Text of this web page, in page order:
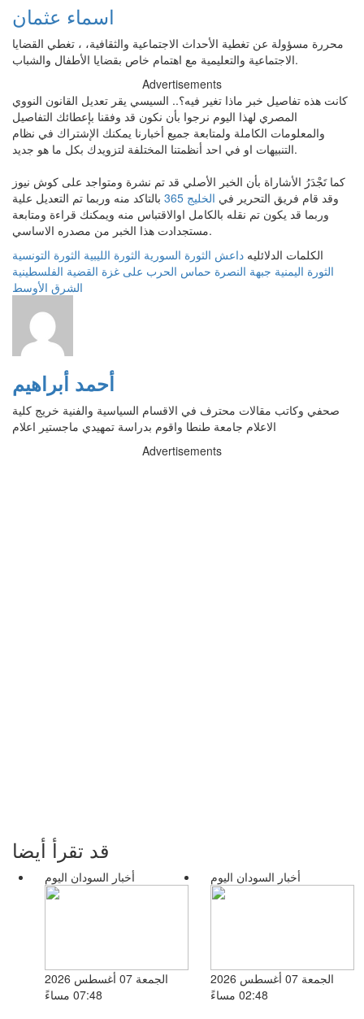
اسماء عثمان
محررة مسؤولة عن تغطية الأحداث الاجتماعية والثقافية، ، تغطي القضايا
الاجتماعية والتعليمية مع اهتمام خاص بقضايا الأطفال والشباب.
Advertisements
كانت هذه تفاصيل خبر ماذا تغير فيه؟.. السيسي يقر تعديل القانون النووي
المصري لهذا اليوم نرجوا بأن نكون قد وفقنا بإعطائك التفاصيل
والمعلومات الكاملة ولمتابعة جميع أخبارنا يمكنك الإشتراك في نظام
التنبيهات او في احد أنظمتنا المختلفة لتزويدك بكل ما هو جديد.
كما تَجْدَرُ الأشاراة بأن الخبر الأصلي قد تم نشرة ومتواجد على كوش نيوز
وقد قام فريق التحرير في الخليج 365
بالتاكد منه وربما تم التعديل علية
وربما قد يكون تم نقله بالكامل اوالاقتباس منه ويمكنك قراءة ومتابعة
مستجدادت هذا الخبر من مصدره الاساسي.
الكلمات الدلائليه داعش الثورة السورية الثورة الليبية الثورة التونسية
الثورة اليمنية جبهة النصرة حماس الحرب على غزة القضية الفلسطينية
الشرق الأوسط
أحمد أبراهيم
صحفي وكاتب مقالات محترف في الاقسام السياسية والفنية خريج كلية
الاعلام جامعة طنطا واقوم بدراسة تمهيدي ماجستير اعلام
Advertisements
قد تقرأ أيضا
أخبار السودان اليوم
الجمعة 07 أغسطس 2026
07:48 مساءً
أخبار السودان اليوم
الجمعة 07 أغسطس 2026
02:48 مساءً